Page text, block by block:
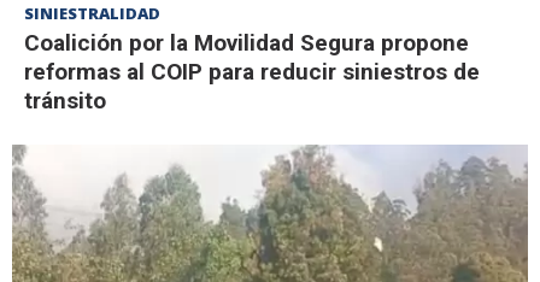
SINIESTRALIDAD
Coalición por la Movilidad Segura propone
reformas al COIP para reducir siniestros de
tránsito